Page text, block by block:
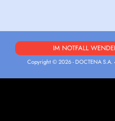
IM NOTFALL
Copyright © 2026 - DOCTENA S.A.